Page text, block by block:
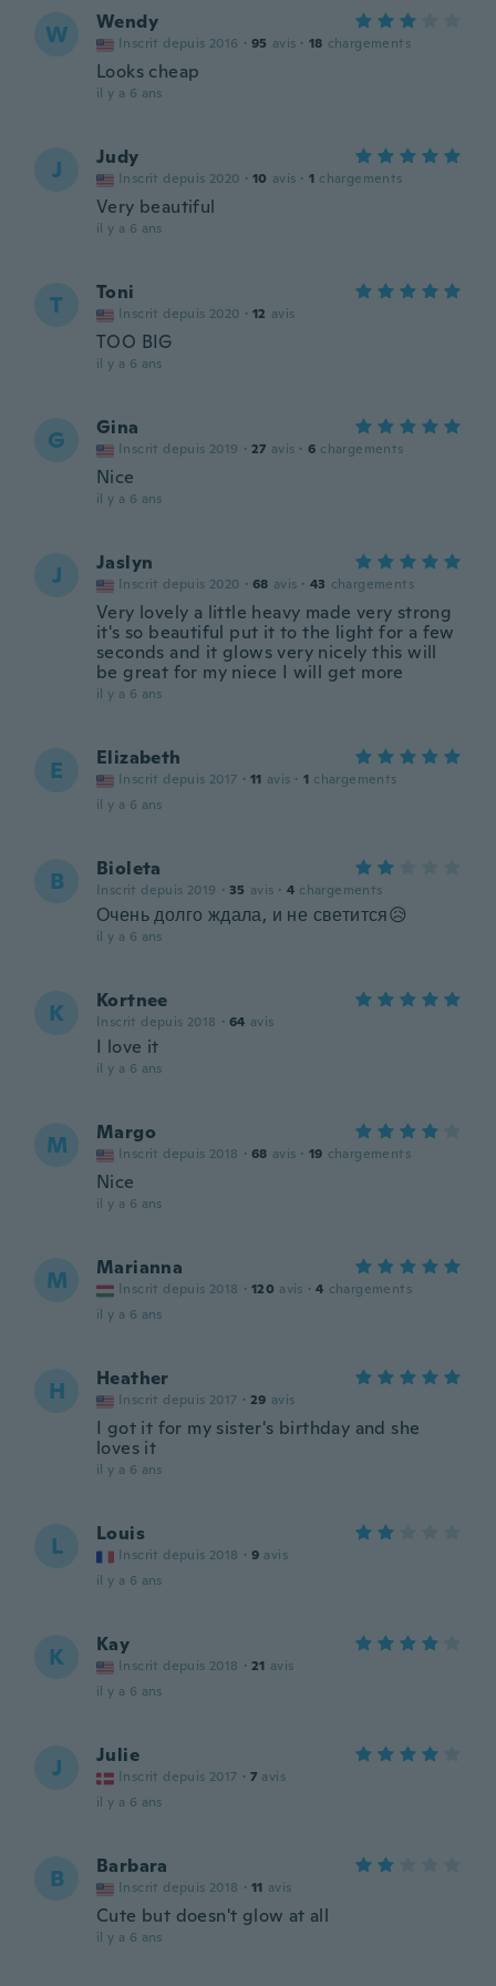
W Wendy
Inscrit depuis 2016 · 95 avis · 18 chargements
Looks cheap
il y a 6 ans
J Judy
Inscrit depuis 2020 · 10 avis · 1 chargements
Very beautiful
il y a 6 ans
T Toni
Inscrit depuis 2020 · 12 avis
TOO BIG
il y a 6 ans
G Gina
Inscrit depuis 2019 · 27 avis · 6 chargements
Nice
il y a 6 ans
J Jaslyn
Inscrit depuis 2020 · 68 avis · 43 chargements
Very lovely a little heavy made very strong
it's so beautiful put it to the light for a few
seconds and it glows very nicely this will
be great for my niece I will get more
il y a 6 ans
E Elizabeth
Inscrit depuis 2017 · 11 avis · 1 chargements
il y a 6 ans
B Bioleta
Inscrit depuis 2019 · 35 avis · 4 chargements
Очень долго ждала, и не светится😥
il y a 6 ans
K Kortnee
Inscrit depuis 2018 · 64 avis
I love it
il y a 6 ans
M Margo
Inscrit depuis 2018 · 68 avis · 19 chargements
Nice
il y a 6 ans
M Marianna
Inscrit depuis 2018 · 120 avis · 4 chargements
il y a 6 ans
H Heather
Inscrit depuis 2017 · 29 avis
I got it for my sister's birthday and she
loves it
il y a 6 ans
L Louis
Inscrit depuis 2018 · 9 avis
il y a 6 ans
K Kay
Inscrit depuis 2018 · 21 avis
il y a 6 ans
J Julie
Inscrit depuis 2017 · 7 avis
il y a 6 ans
B Barbara
Inscrit depuis 2018 · 11 avis
Cute but doesn't glow at all
il y a 6 ans